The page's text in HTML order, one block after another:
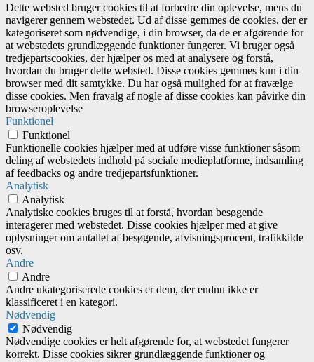
Dette websted bruger cookies til at forbedre din oplevelse, mens du
navigerer gennem webstedet. Ud af disse gemmes de cookies, der er
kategoriseret som nødvendige, i din browser, da de er afgørende for
at webstedets grundlæggende funktioner fungerer. Vi bruger også
tredjepartscookies, der hjælper os med at analysere og forstå,
hvordan du bruger dette websted. Disse cookies gemmes kun i din
browser med dit samtykke. Du har også mulighed for at fravælge
disse cookies. Men fravalg af nogle af disse cookies kan påvirke din
browseroplevelse
Funktionel
Funktionel
Funktionelle cookies hjælper med at udføre visse funktioner såsom
deling af webstedets indhold på sociale medieplatforme, indsamling
af feedbacks og andre tredjepartsfunktioner.
Analytisk
Analytisk
Analytiske cookies bruges til at forstå, hvordan besøgende
interagerer med webstedet. Disse cookies hjælper med at give
oplysninger om antallet af besøgende, afvisningsprocent, trafikkilde
osv.
Andre
Andre
Andre ukategoriserede cookies er dem, der endnu ikke er
klassificeret i en kategori.
Nødvendig
Nødvendig
Nødvendige cookies er helt afgørende for, at webstedet fungerer
korrekt. Disse cookies sikrer grundlæggende funktioner og